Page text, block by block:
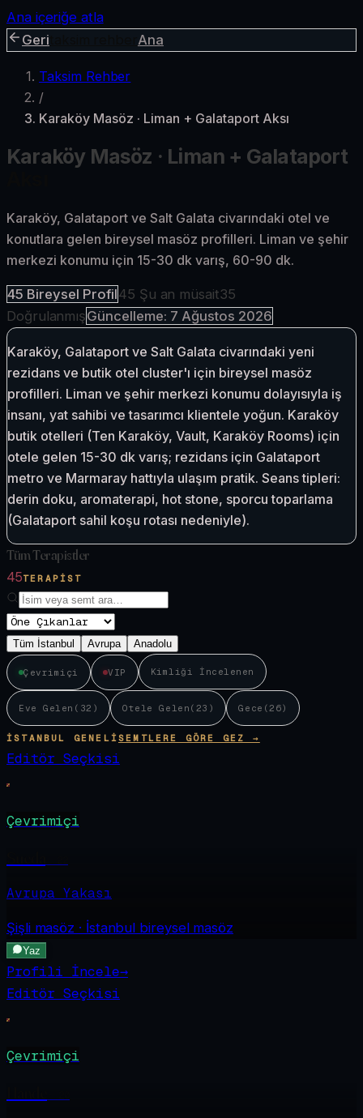
Ana içeriğe atla
Geri
Ana
Taksim Rehber
/
Karaköy Masöz · Liman + Galataport Aksı
Karaköy Masöz · Liman + Galataport
Karaköy, Galataport ve Salt Galata civarındaki otel ve
konutlara gelen bireysel masöz profilleri. Liman ve şehir
merkezi konumu için 15-30 dk varış, 60-90 dk.
45 Bireysel Profil45 Şu an müsait35
DoğrulanmışGüncelleme: 7 Ağustos 2026
Karaköy, Galataport ve Salt Galata civarındaki yeni
rezidans ve butik otel cluster'ı için bireysel masöz
profilleri. Liman ve şehir merkezi konumu dolayısıyla iş
insanı, yat sahibi ve tasarımcı klientele yoğun. Karaköy
butik otelleri (Ten Karaköy, Vault, Karaköy Rooms) için
otele gelen 15-30 dk varış; rezidans için Galataport
metro ve Marmaray hattıyla ulaşım pratik. Seans tipleri:
derin doku, aromaterapi, hot stone, sporcu toparlama
(Galataport sahil koşu rotası nedeniyle).
Tüm Terapistler
45TERAPIST
Tüm İstanbul Avrupa Anadolu
Çevrimiçi VIP Kimliği İncelenen
Eve Gelen ( 32 ) Otele Gelen ( 23 ) Gece (26)
İSTANBUL GENELISEMTLERE GÖRE GEZ →
Editör Seçkisi
Çevrimiçi
Avrupa Yakası
Şişlimasöz · İstanbul bireysel masöz
Yaz
Profili İncele→
Editör Seçkisi
Çevrimiçi